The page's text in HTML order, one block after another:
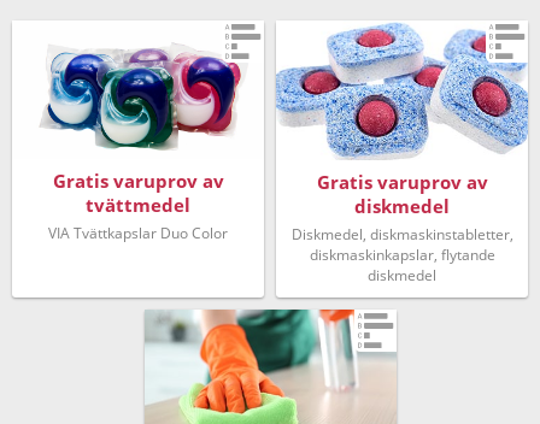
Gratis varuprov av
tvättmedel
VIA Tvättkapslar Duo Color
Gratis varuprov av
diskmedel
Diskmedel, diskmaskinstabletter,
diskmaskinkapslar, flytande
diskmedel